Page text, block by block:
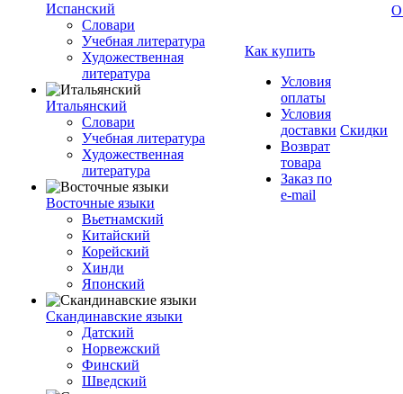
Испанский
Словари
Учебная литература
Художественная
литература
Итальянский
Словари
Учебная литература
Художественная
литература
Восточные языки
Вьетнамский
Китайский
Корейский
Хинди
Японский
Скандинавские языки
Датский
Норвежский
Финский
Шведский
Как купить
Условия
оплаты
Условия
доставки
Возврат
товара
Заказ по
e-mail
Скидки
О